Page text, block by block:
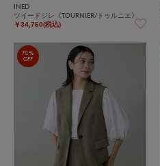
INED
ツイードジレ《TOURNIER/トゥルニエ》
￥34,760(税込)
70%
OFF